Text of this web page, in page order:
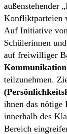
außenstehender
Konfliktparteien
Auf Initiative
Schülerinnen
auf freiwilliger
teilzunehmen.
ihnen das nötige
innerhalb des
Bereich